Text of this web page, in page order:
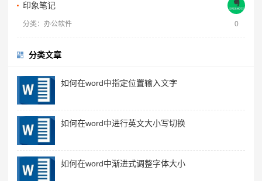
印象笔记
分类：办公软件 0
分类文章
如何在word中指定位置输入文字
如何在word中进行英文大小写切换
如何在word中渐进式调整字体大小